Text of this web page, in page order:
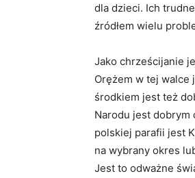
dla dzieci. Ich
źródłem wielu
Jako chrześcijanie
Orężem w tej walce
środkiem jest też
Narodu jest dobrym
polskiej parafii jest
na wybrany okres
Jest to odważne